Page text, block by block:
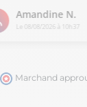
Marchand